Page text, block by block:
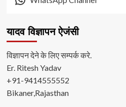
यादव विज्ञापन ऐजंसी
विज्ञापन देने के लिए सम्पर्क करे.
Er. Ritesh Yadav
+91-9414555552
Bikaner,Rajasthan